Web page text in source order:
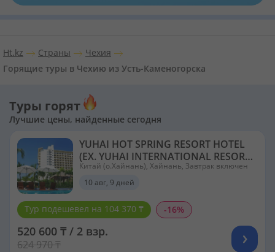
Ht.kz Страны
Чехия
Горящие туры в Чехию из Усть-Каменогорска
Туры горят
Лучшие цены, найденные сегодня
YUHAI HOT SPRING RESORT HOTEL
(EX. YUHAI INTERNATIONAL RESORT)
4*
Китай (о.Хайнань), Хайнань, Завтрак включен
10 авг, 9 дней
Тур подешевел на 104 370 ₸ -16%
520 600 ₸ / 2 взр.
624 970 ₸